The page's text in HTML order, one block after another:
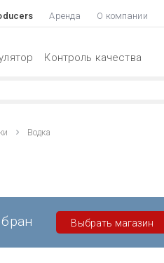
Аренда О компании
Контроль качества
Водка
Выбрать магазин